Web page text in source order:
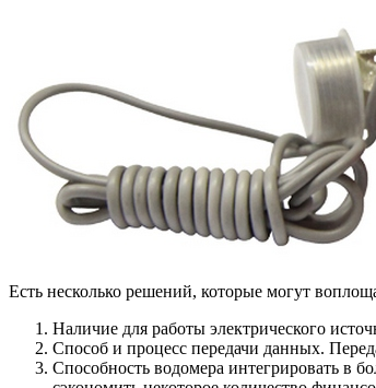
Есть несколько решений, которые могут
Наличие для работы электрического
Способ и процесс передачи данных.
Способность водомера интегрировать в